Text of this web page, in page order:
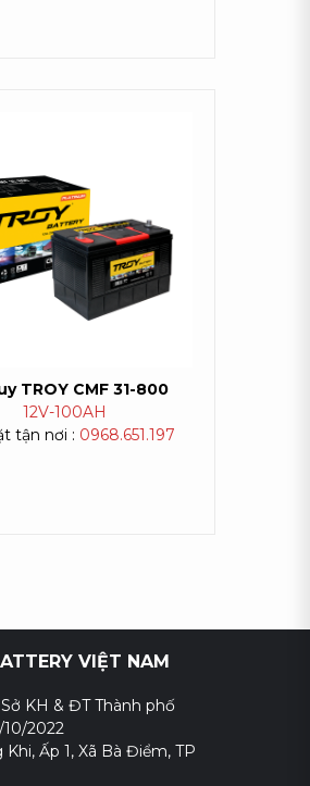
TROY CMF 31-800
12V-100AH
tận nơi : 0968.651.197
VIỆT NAM
KH & ĐT Thành phố
10/2022
Ấp 1, Xã Bà Điểm, TP